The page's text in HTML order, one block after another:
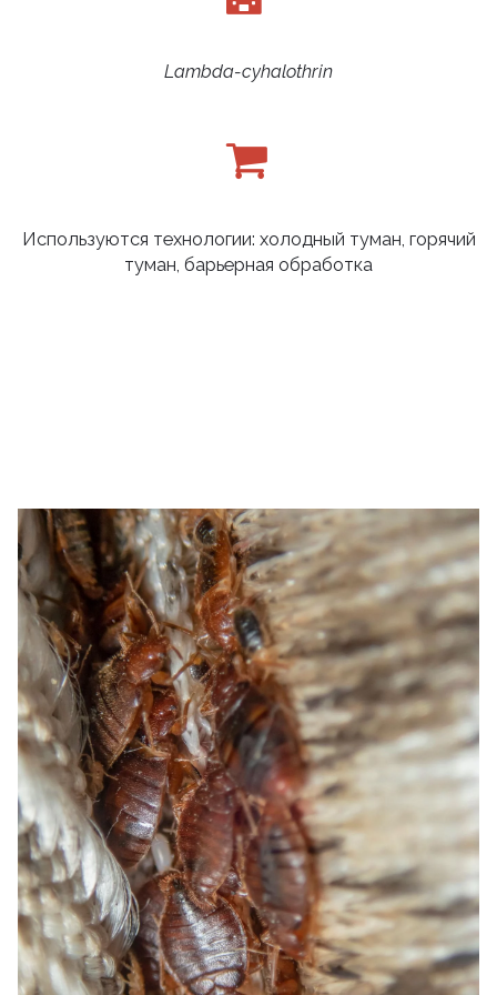
Lambda-cyhalothrin
Используются технологии: холодный туман, горячий
туман, барьерная обработка